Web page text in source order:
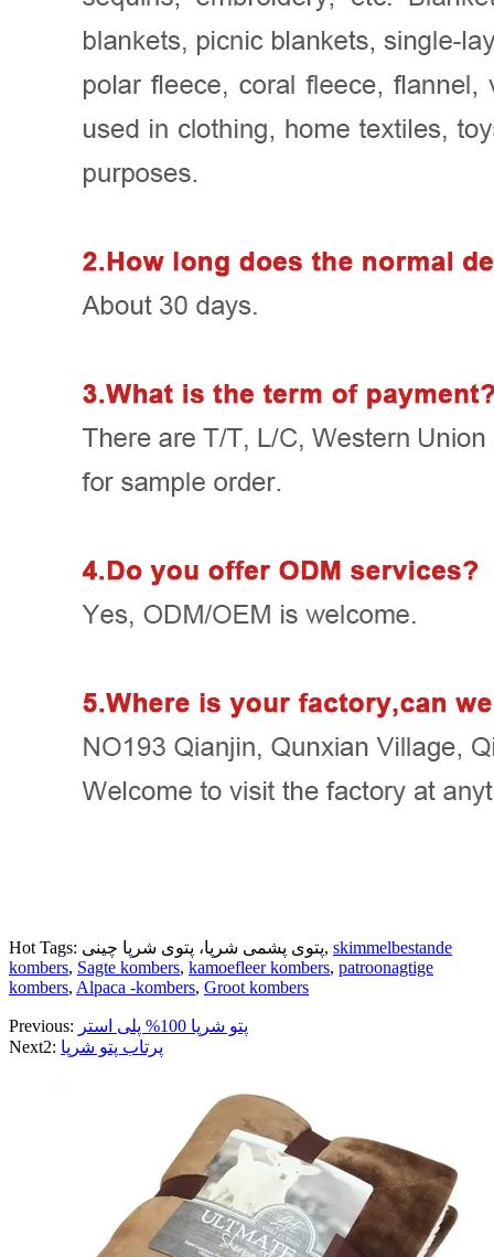
Hot Tags: پتوی پشمی شرپا، پتوی شرپا چینی, skimmelbestande
kombers, Sagte kombers, kamoefleer kombers, patroonagtige
kombers, Alpaca -kombers, Groot kombers
Previous:
پتو شرپا 100% پلی استر
Next2: پرتاب پتو شرپا